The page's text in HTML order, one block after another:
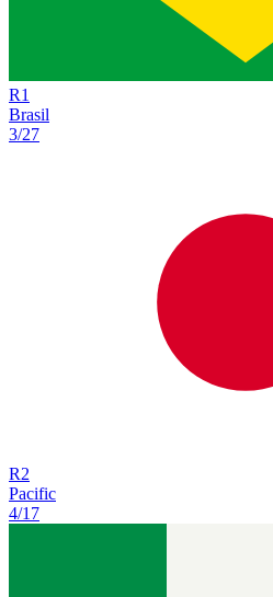
R1
Brasil
3/27
R2
Pacific
4/17